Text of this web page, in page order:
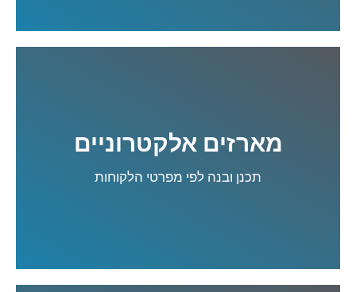
מארזים אלקטרוניים
תכנן ובנה לפי מפרטי הלקוחות
קרא עוד